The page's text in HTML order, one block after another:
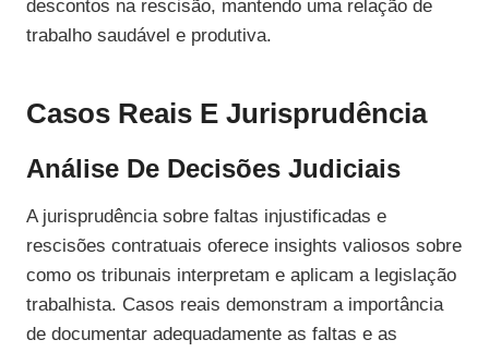
descontos na rescisão, mantendo uma relação de
trabalho saudável e produtiva.
Casos Reais E Jurisprudência
Análise De Decisões Judiciais
A jurisprudência sobre faltas injustificadas e
rescisões contratuais oferece insights valiosos sobre
como os tribunais interpretam e aplicam a legislação
trabalhista. Casos reais demonstram a importância
de documentar adequadamente as faltas e as